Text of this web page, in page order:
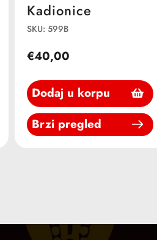
Kadionice
SKU: 599B
€40,00
Dodaj u korpu
Brzi pregled